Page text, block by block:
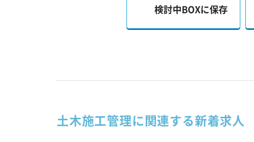
検討中BOXに保存
土木施工管理に関連する新着求人